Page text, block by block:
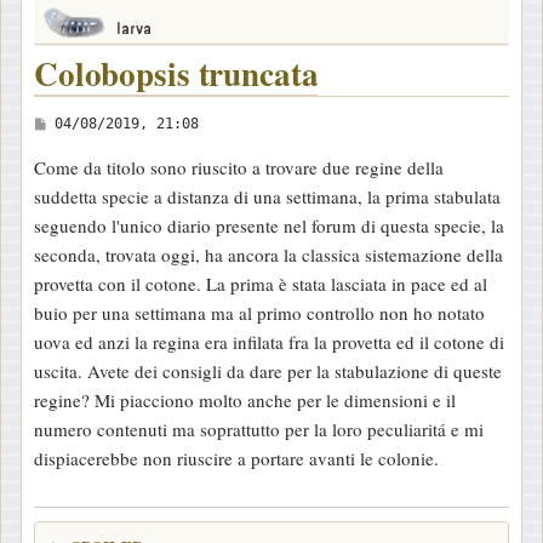
Colobopsis truncata
M
s
s
a
g
g
i
o
04/08/2019, 21:08
Come da titolo sono riuscito a trovare due regine della
suddetta specie a distanza di una settimana, la prima stabulata
seguendo l'unico diario presente nel forum di questa specie, la
seconda, trovata oggi, ha ancora la classica sistemazione della
provetta con il cotone. La prima è stata lasciata in pace ed al
buio per una settimana ma al primo controllo non ho notato
uova ed anzi la regina era infilata fra la provetta ed il cotone di
uscita. Avete dei consigli da dare per la stabulazione di queste
regine? Mi piacciono molto anche per le dimensioni e il
numero contenuti ma soprattutto per la loro peculiaritá e mi
dispiacerebbe non riuscire a portare avanti le colonie.